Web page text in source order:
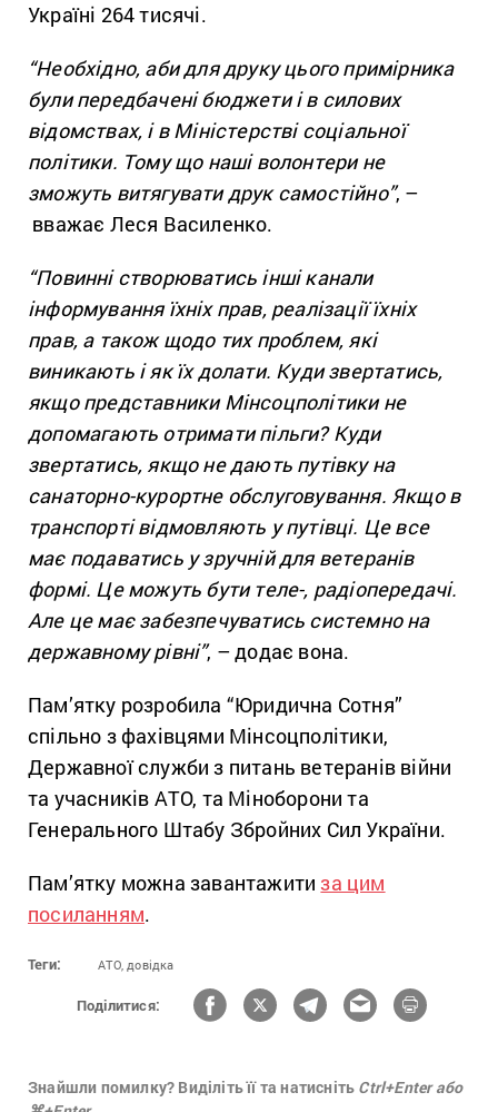
Україні 264 тисячі.
“Необхідно, аби для друку цього примірника
були передбачені бюджети і в силових
відомствах, і в Міністерстві соціальної
політики. Тому що наші волонтери не
зможуть витягувати друк самостійно”, –
вважає Леся Василенко.
“Повинні створюватись інші канали
інформування їхніх прав, реалізації їхніх
прав, а також щодо тих проблем, які
виникають і як їх долати. Куди звертатись,
якщо представники Мінсоцполітики не
допомагають отримати пільги? Куди
звертатись, якщо не дають путівку на
санаторно-курортне обслуговування. Якщо в
транспорті відмовляють у путівці. Це все
має подаватись у зручній для ветеранів
формі. Це можуть бути теле-, радіопередачі.
Але це має забезпечуватись системно на
державному рівні”, – додає вона.
Пам’ятку розробила “Юридична Сотня”
спільно з фахівцями Мінсоцполітики,
Державної служби з питань ветеранів війни
та учасників АТО, та Міноборони та
Генерального Штабу Збройних Сил України.
Пам’ятку можна завантажитиза цим
посиланням.
Теги: АТО, довідка
Поділитися:
Знайшли помилку? Виділіть її та натисніть Ctrl+Enter або